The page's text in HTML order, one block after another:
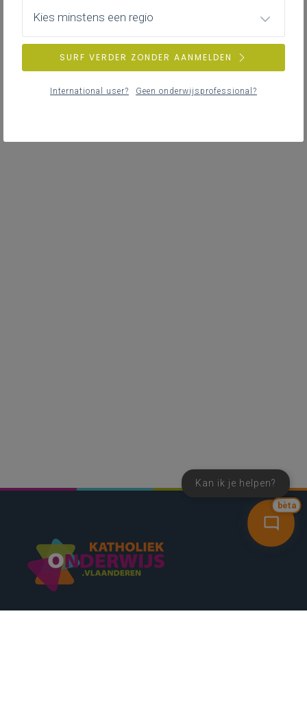
bèta
Kan ik je helpen?
Kies minstens een regio
SURF VERDER ZONDER AANMELDEN
International user? Geen onderwijsprofessional?